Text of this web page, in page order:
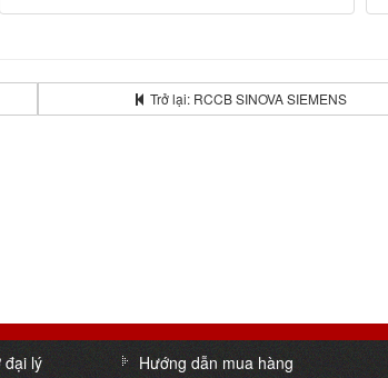
Trở lại: RCCB SINOVA SIEMENS
đại lý Hướng dẫn mua hàng